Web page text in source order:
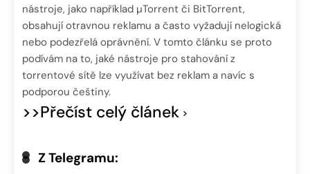
nástroje, jako například µTorrent či BitTorrent,
obsahují otravnou reklamu a často vyžadují nelogická
nebo podezřelá oprávnění. V tomto článku se proto
podívám na to, jaké nástroje pro stahování z
torrentové sítě lze využívat bez reklam a navíc s
podporou češtiny.
>>Přečíst celý článek
Z Telegramu: